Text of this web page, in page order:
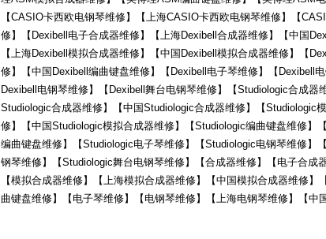
【CASIO卡西欧电钢琴维修】【上海CASIO卡西欧电钢琴维修】【
修】【Dexibell电子合成器维修】【上海Dexibell合成器维修】【中国
【上海Dexibell模拟合成器维修】【中国Dexibell模拟合成器维修】【
修】【中国Dexibell编曲键盘维修】【Dexibell电子琴维修】【Dexibell
Dexibell电钢琴维修】【Dexibell舞台电钢琴维修】【Studiologic合成
Studiologic合成器维修】【中国Studiologic合成器维修】【Studiologic
修】【中国Studiologic模拟合成器维修】【Studiologic编曲键盘维修】
编曲键盘维修】【Studiologic电子琴维修】【Studiologic电钢琴维修】
钢琴维修】【Studiologic舞台电钢琴维修】【合成器维修】【电子合成
【模拟合成器维修】【上海模拟合成器维修】【中国模拟合成器维修
曲键盘维修】【电子琴维修】【电钢琴维修】【上海电钢琴维修】【中